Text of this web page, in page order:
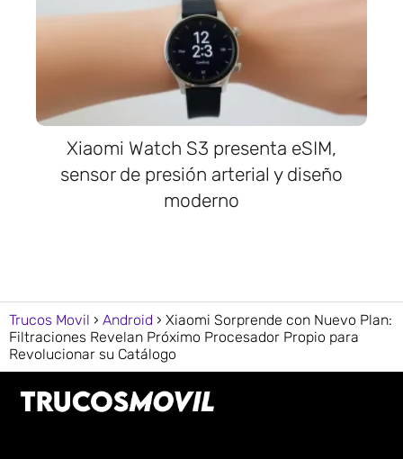
Xiaomi Watch S3 presenta eSIM,
sensor de presión arterial y diseño
moderno
Trucos Movil Android
Xiaomi Sorprende con Nuevo Plan:
Filtraciones Revelan Próximo Procesador Propio para
Revolucionar su Catálogo